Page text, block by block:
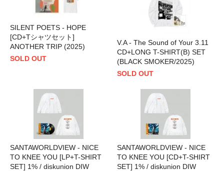
SILENT POETS - HOPE
[CD+Tシャツセット]
ANOTHER TRIP (2025)
SOLD OUT
V.A - The Sound of Your 3.11
CD+LONG T-SHIRT(B) SET
(BLACK SMOKER/2025)
SOLD OUT
SANTAWORLDVIEW - NICE
TO KNEE YOU [LP+T-SHIRT
SET] 1% / diskunion DIW
SANTAWORLDVIEW - NICE
TO KNEE YOU [CD+T-SHIRT
SET] 1% / diskunion DIW